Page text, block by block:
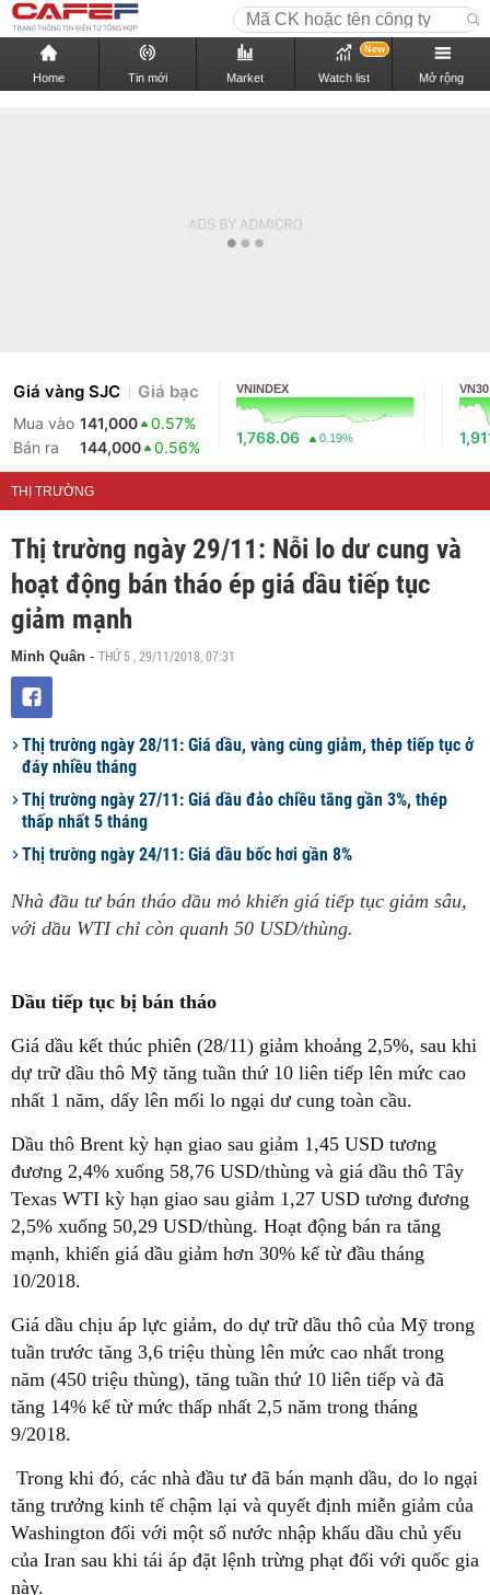
Home Tin mới Market Watch list
New
Mở rộng
Giá vàng SJC Giá bạc
Mua vào 141,000
0.57%
Bán ra
144,000 0.56%
VNINDEX
1,768.06 0.19%
VN30
THỊ TRƯỜNG
Thị trường ngày 29/11: Nỗi lo dư cung và
hoạt động bán tháo ép giá dầu tiếp tục
giảm mạnh
Minh Quân - THỨ 5 , 29/11/2018, 07:31
Thị trường ngày 28/11: Giá dầu, vàng cùng giảm, thép tiếp tục ở
đáy nhiều tháng
Thị trường ngày 27/11: Giá dầu đảo chiều tăng gần 3%, thép
thấp nhất 5 tháng
Thị trường ngày 24/11: Giá dầu bốc hơi gần 8%
Nhà đầu tư bán tháo dầu mỏ khiến giá tiếp tục giảm sâu,
với dầu WTI chỉ còn quanh 50 USD/thùng.
Dầu tiếp tục bị bán tháo
Giá dầu kết thúc phiên (28/11) giảm khoảng 2,5%, sau khi
dự trữ dầu thô Mỹ tăng tuần thứ 10 liên tiếp lên mức cao
nhất 1 năm, dấy lên mối lo ngại dư cung toàn cầu.
Dầu thô Brent kỳ hạn giao sau giảm 1,45 USD tương
đương 2,4% xuống 58,76 USD/thùng và giá dầu thô Tây
Texas WTI kỳ hạn giao sau giảm 1,27 USD tương đương
2,5% xuống 50,29 USD/thùng. Hoạt động bán ra tăng
mạnh, khiến giá dầu giảm hơn 30% kể từ đầu tháng
10/2018.
Giá dầu chịu áp lực giảm, do dự trữ dầu thô của Mỹ trong
tuần trước tăng 3,6 triệu thùng lên mức cao nhất trong
năm (450 triệu thùng), tăng tuần thứ 10 liên tiếp và đã
tăng 14% kể từ mức thấp nhất 2,5 năm trong tháng
9/2018.
Trong khi đó, các nhà đầu tư đã bán mạnh dầu, do lo ngại
tăng trưởng kinh tế chậm lại và quyết định miễn giảm của
Washington đối với một số nước nhập khẩu dầu chủ yếu
của Iran sau khi tái áp đặt lệnh trừng phạt đối với quốc gia
này.